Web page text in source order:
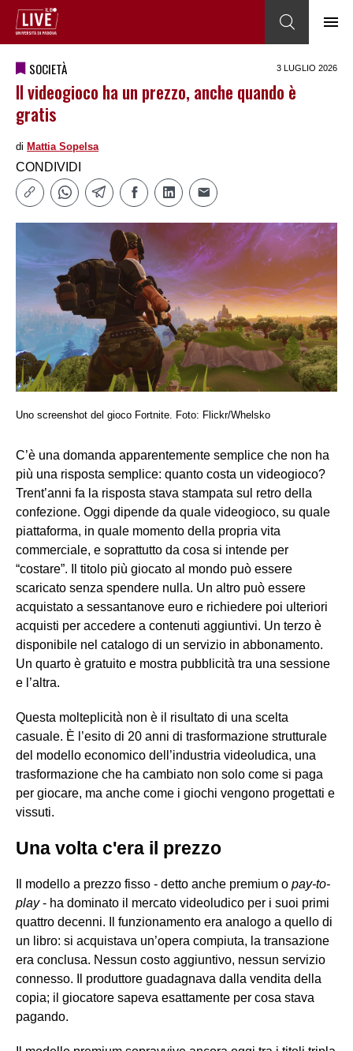
SOCIETÀ 3 LUGLIO 2026
Il videogioco ha un prezzo, anche quando è
gratis
di Mattia Sopelsa
CONDIVIDI
Uno screenshot del gioco Fortnite. Foto: Flickr/Whelsko
C’è una domanda apparentemente semplice che non ha
più una risposta semplice: quanto costa un videogioco?
Trent’anni fa la risposta stava stampata sul retro della
confezione. Oggi dipende da quale videogioco, su quale
piattaforma, in quale momento della propria vita
commerciale, e soprattutto da cosa si intende per
“costare”. Il titolo più giocato al mondo può essere
scaricato senza spendere nulla. Un altro può essere
acquistato a sessantanove euro e richiedere poi ulteriori
acquisti per accedere a contenuti aggiuntivi. Un terzo è
disponibile nel catalogo di un servizio in abbonamento.
Un quarto è gratuito e mostra pubblicità tra una sessione
e l’altra.
Questa molteplicità non è il risultato di una scelta
casuale. È l’esito di 20 anni di trasformazione strutturale
del modello economico dell’industria videoludica, una
trasformazione che ha cambiato non solo come si paga
per giocare, ma anche come i giochi vengono progettati e
vissuti.
Una volta c'era il prezzo
Il modello a prezzo fisso - detto anche premium o pay-to-
play- ha dominato il mercato videoludico per i suoi primi
quattro decenni. Il funzionamento era analogo a quello di
un libro: si acquistava un’opera compiuta, la transazione
era conclusa. Nessun costo aggiuntivo, nessun servizio
connesso. Il produttore guadagnava dalla vendita della
copia; il giocatore sapeva esattamente per cosa stava
pagando.